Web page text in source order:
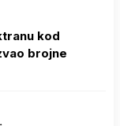
kod
brojne